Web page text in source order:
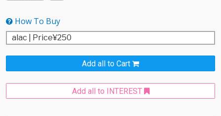
How To Buy
Add all to Cart
Add all to INTEREST